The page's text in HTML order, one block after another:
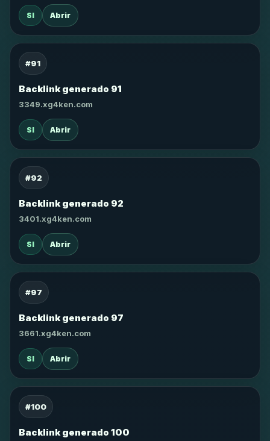
SI Abrir
#91
Backlink generado 91
3349.xg4ken.com
SI Abrir
#92
Backlink generado 92
3401.xg4ken.com
SI Abrir
#97
Backlink generado 97
3661.xg4ken.com
SI Abrir
#100
Backlink generado 100